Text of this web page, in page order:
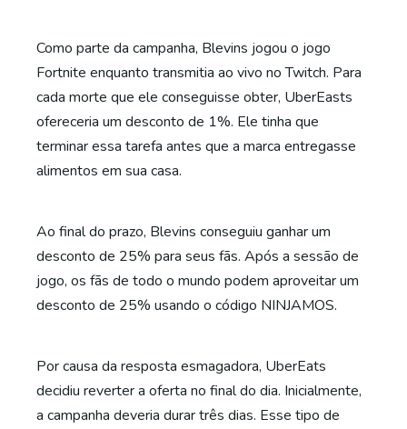
Como parte da campanha, Blevins jogou o jogo
Fortnite enquanto transmitia ao vivo no Twitch. Para
cada morte que ele conseguisse obter, UberEasts
ofereceria um desconto de 1%. Ele tinha que
terminar essa tarefa antes que a marca entregasse
alimentos em sua casa.
Ao final do prazo, Blevins conseguiu ganhar um
desconto de 25% para seus fãs. Após a sessão de
jogo, os fãs de todo o mundo podem aproveitar um
desconto de 25% usando o código NINJAMOS.
Por causa da resposta esmagadora, UberEats
decidiu reverter a oferta no final do dia. Inicialmente,
a campanha deveria durar três dias. Esse tipo de